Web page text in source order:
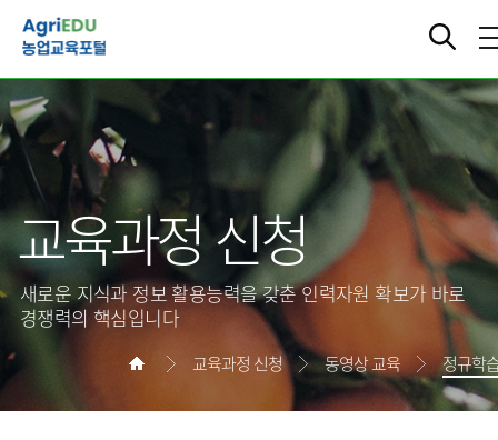
교육과정 신청
새로운 지식과 정보 활용능력을 갖춘 인력자원 확보가 바로
경쟁력의 핵심입니다
교육과정 신청 동영상 교육 정규학